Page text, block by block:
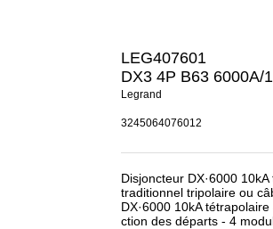
LEG407601
DX3 4P B63 6000A/
Legrand
3245064076012
Disjoncteur DX·6000
traditionnel tripolaire ou
DX·6000 10kA
ction des départs - 4